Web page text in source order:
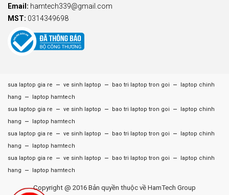
Email: hamtech339@gmail.com
MST: 0314349698
sua laptop gia re – ve sinh laptop – bao tri laptop tron goi –
laptop chinh
hang
–
laptop hamtech
sua laptop gia re
– ve sinh laptop – bao tri laptop tron goi –
laptop chinh
hang
–
laptop hamtech
sua laptop gia re
– ve sinh laptop – bao tri laptop tron goi –
laptop chinh
hang
–
laptop hamtech
sua laptop gia re
– ve sinh laptop – bao tri laptop tron goi –
laptop chinh
hang
– laptop hamtech
Copyright @ 2016 Bản quyền thuộc về HamTech Group